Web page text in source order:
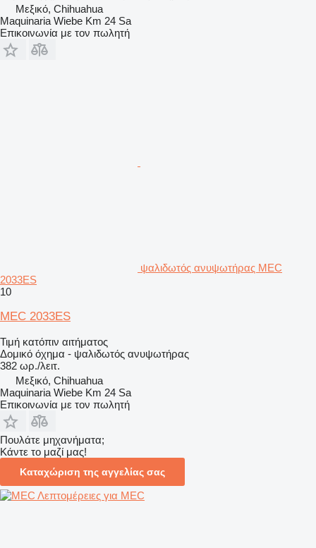
Μεξικό, Chihuahua
Maquinaria Wiebe Km 24 Sa
Επικοινωνία με τον πωλητή
ψαλιδωτός ανυψωτήρας MEC
2033ES
10
MEC 2033ES
Τιμή κατόπιν αιτήματος
Δομικό όχημα - ψαλιδωτός ανυψωτήρας
382 ωρ./λειτ.
Μεξικό, Chihuahua
Maquinaria Wiebe Km 24 Sa
Επικοινωνία με τον πωλητή
Πουλάτε μηχανήματα;
Κάντε το μαζί μας!
Καταχώριση της αγγελίας σας
Λεπτομέρειες για MEC